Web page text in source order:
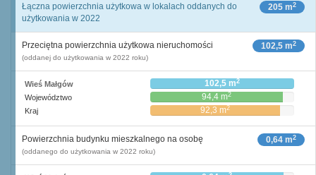
205 m2
Łączna powierzchnia użytkowa w lokalach oddanych do
użytkowania w 2022
102,5 m2
Przeciętna powierzchnia użytkowa nieruchomości
(oddanej do użytkowania w 2022 roku)
Wieś Małgów 102,5 m2
Województwo 94,4 m2
Kraj 92,3 m2
0,64 m2
Powierzchnia budynku mieszkalnego na osobę
(oddanego do użytkowania w 2022 roku)